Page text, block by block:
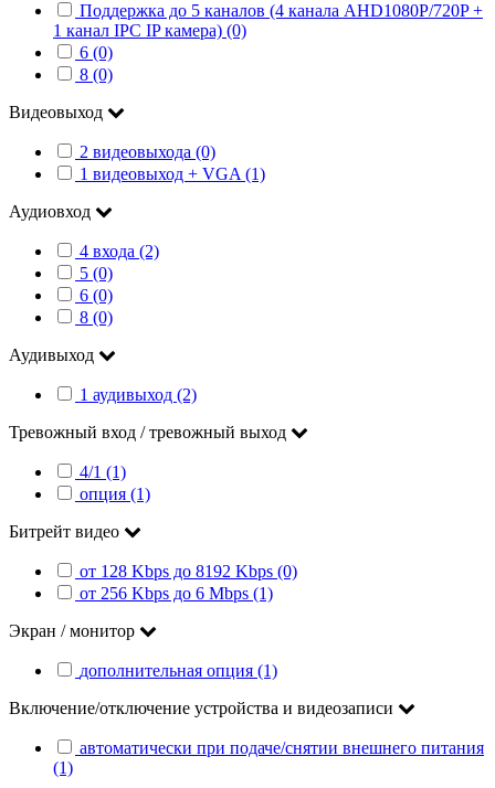
Поддержка до 5 каналов (4 канала AHD1080P/720P +
1 канал IPC IP камера) (0)
6 (0)
8 (0)
Видеовыход
2 видеовыхода (0)
1 видеовыход + VGA (1)
Аудиовход
4 входа (2)
5 (0)
6 (0)
8 (0)
Аудивыход
1 аудивыход (2)
Тревожный вход / тревожный выход
4/1 (1)
опция (1)
Битрейт видео
от 128 Kbps до 8192 Kbps (0)
от 256 Kbps до 6 Mbps (1)
Экран / монитор
дополнительная опция (1)
Включение/отключение устройства и видеозаписи
автоматически при подаче/снятии внешнего питания
(1)